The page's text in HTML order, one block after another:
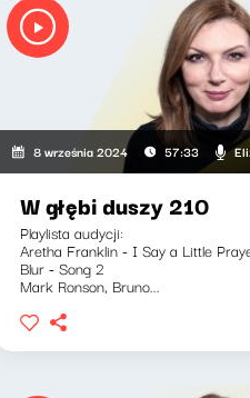
8 września 2024 57:33
W głębi duszy 210
Playlista audycji:
Aretha Franklin - I Say a Little
Blur - Song 2
Mark Ronson, Bruno...